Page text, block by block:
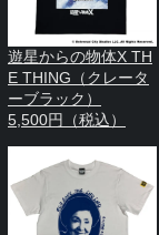
遊星からの物体X TH
E THING（クレータ
ーブラック）
5,500円（税込）